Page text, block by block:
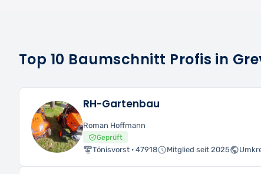
Top 10 Baumschnitt Profis in
RH-Gartenbau
Roman Hoffmann
Geprüft
Tönisvorst · 47918 Mitglied seit 2025